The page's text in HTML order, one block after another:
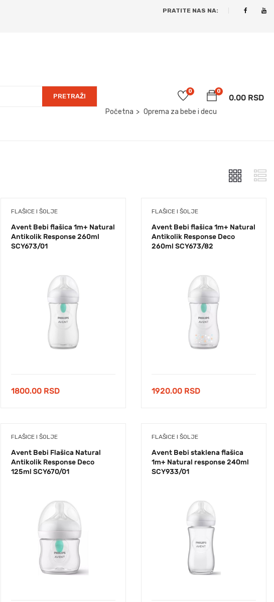
PRATITE NAS NA:
PRETRAŽI
0
0.00 RSD
0
Početna
Oprema za bebe i decu
FLAŠICE I ŠOLJE
Avent Bebi flašica 1m+ Natural
Antikolik Response 260ml
SCY673/01
1800.00 RSD
FLAŠICE I ŠOLJE
Avent Bebi flašica 1m+ Natural
Antikolik Response Deco
260ml SCY673/82
1920.00 RSD
FLAŠICE I ŠOLJE
Avent Bebi Flašica Natural
Antikolik Response Deco
125ml SCY670/01
FLAŠICE I ŠOLJE
Avent Bebi staklena flašica
1m+ Natural response 240ml
SCY933/01